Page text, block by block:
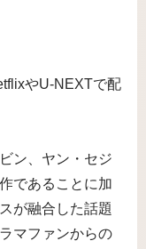
やU-NEXTで配
ン、ヤン・セジ
であることに加
が融合した話題
マファンからの